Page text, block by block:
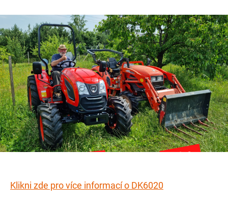
Klikni zde pro více informací o DK6020